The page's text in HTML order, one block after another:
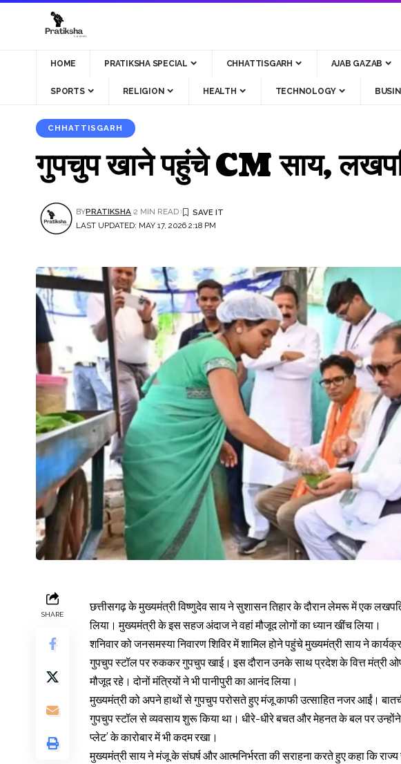
HOME PRATIKSHA SPECIAL CHHATTISGARH AJAB GAZAB
SPORTS RELIGION HEALTH TECHNOLOGY
CHHATTISGARH
गुपचुप खाने पहुंचे CM साय,
LAST UPDATED: MAY 17, 2026 2:18 PM
BYPRATIKSHA 2 MIN READ
SHARE
छत्तीसगढ़ के मुख्यमंत्री विष्णुदेव साय ने सुशासन तिहार के दौरान लेमरू में एक
लिया। मुख्यमंत्री के इस सहज अंदाज ने वहां मौजूद लोगों का ध्यान खींच लिया।
शनिवार को जनसमस्या निवारण शिविर में शामिल होने पहुंचे मुख्यमंत्री साय ने
गुपचुप स्टॉल पर रुककर गुपचुप खाई। इस दौरान उनके साथ प्रदेश के वित्त मंत्री
मौजूद रहे। दोनों मंत्रियों ने भी पानीपुरी का आनंद लिया।
मुख्यमंत्री को अपने हाथों से गुपचुप परोसते हुए मंजू काफी उत्साहित नजर आईं।
गुपचुप स्टॉल से व्यवसाय शुरू किया था। धीरे-धीरे बचत और मेहनत के बल पर उन्होंने
प्लेट’ के कारोबार में भी कदम रखा।
मुख्यमंत्री साय ने मंजू के संघर्ष और आत्मनिर्भरता की सराहना करते हुए कहा कि